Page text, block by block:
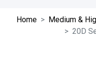
Home
Medium &
20D